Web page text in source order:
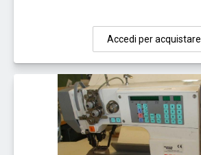
Accedi per acquistare